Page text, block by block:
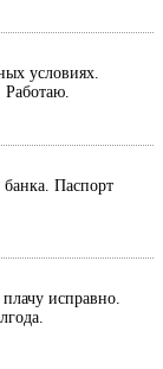
условиях.
Работаю.
Паспорт
исправно.